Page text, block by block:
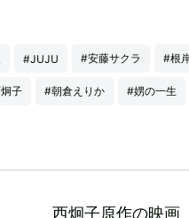
#JUJU #安藤サクラ #根
子 #朝倉えりか #娚の一生
西炯子原作の映画